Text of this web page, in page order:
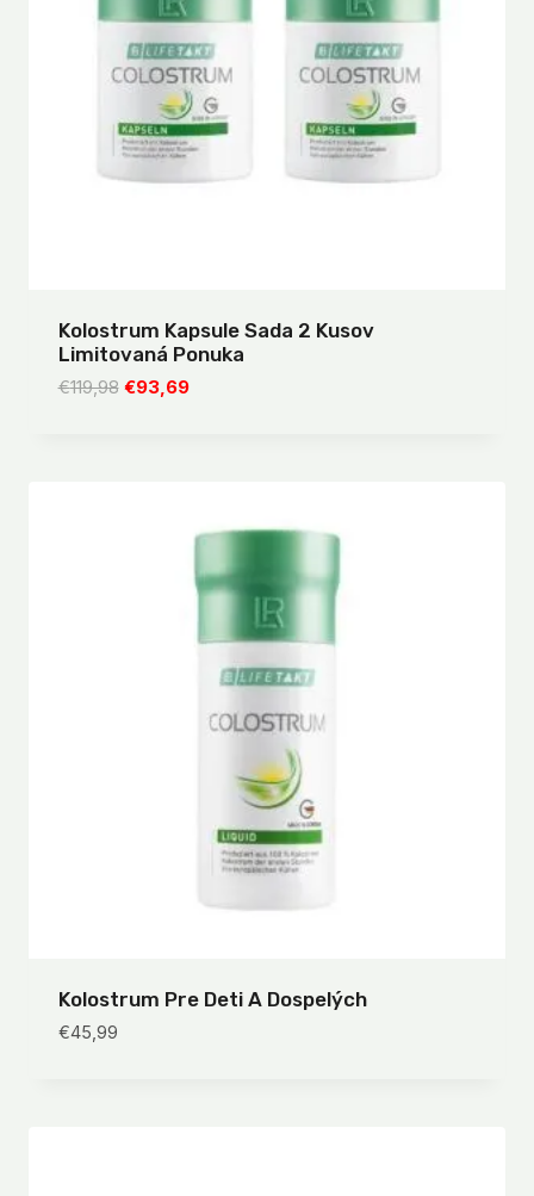
Kolostrum Kapsule Sada 2 Kusov
Limitovaná Ponuka
€119,98 Pôvodná
€93,69Aktuálna
Kolostrum Pre Deti A Dospelých
€45,99